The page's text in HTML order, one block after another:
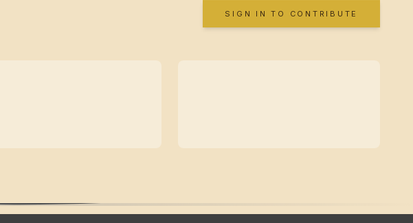
SIGN IN TO CONTRIBUTE